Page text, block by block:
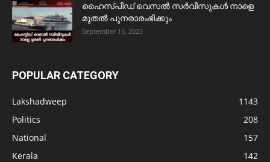
ഹൈസ്പീഡ് വെസൽ സർവീസുകൾ നാളെ
മുതൽ പുനരാരംഭിക്കും
September 15, 2025
POPULAR CATEGORY
Lakshadweep
1143
Politics
208
National
157
Kerala
142